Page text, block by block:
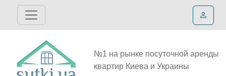
№1 на рынке посуточной аренды
квартир Киева и Украины